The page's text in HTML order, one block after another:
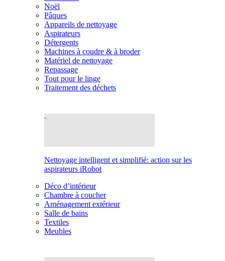
Noël
Pâques
Appareils de nettoyage
Aspirateurs
Détergents
Machines à coudre & à broder
Matériel de nettoyage
Repassage
Tout pour le linge
Traitement des déchets
Nettoyage intelligent et simplifié: action sur les
aspirateurs iRobot
Déco d’intérieur
Chambre à coucher
Aménagement extérieur
Salle de bains
Textiles
Meubles